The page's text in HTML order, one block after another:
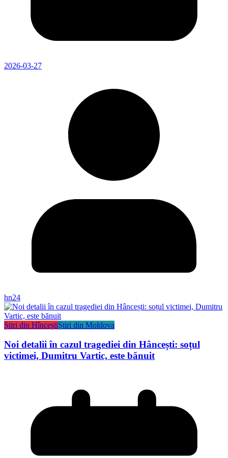
2026-03-27
hn24
Știri din HînceștiȘtiri din Moldova
Noi detalii în cazul tragediei din Hâncești: soțul
victimei, Dumitru Vartic, este bănuit